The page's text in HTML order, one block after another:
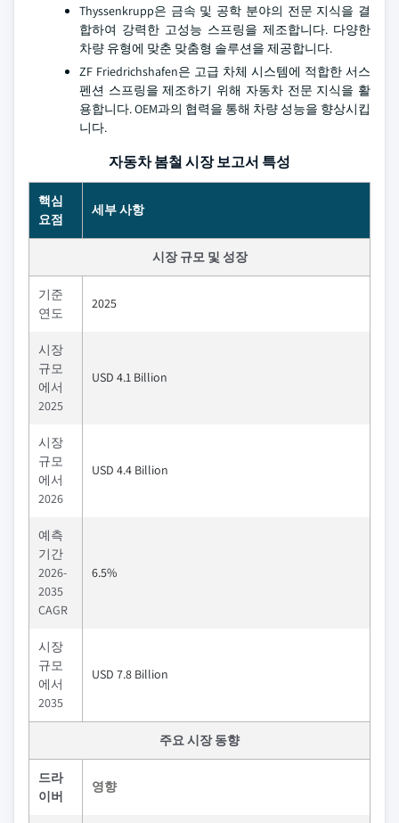
Thyssenkrupp은 금속 및 공학 분야의 전문 지식을 결
합하여 강력한 고성능 스프링을 제조합니다. 다양한
차량 유형에 맞춘 맞춤형 솔루션을 제공합니다.
ZF Friedrichshafen은 고급 차체 시스템에 적합한 서스
펜션 스프링을 제조하기 위해 자동차 전문 지식을 활
용합니다. OEM과의 협력을 통해 차량 성능을 향상시킵
니다.
자동차 봄철 시장 보고서 특성
핵심
요점
세부 사항
시장 규모 및 성장
기준
연도
2025
시장
규모
에서
2025
USD 4.1 Billion
시장
규모
에서
2026
USD 4.4 Billion
예측
기간
2026-
2035
CAGR
6.5%
시장
규모
에서
2035
USD 7.8 Billion
주요 시장 동향
드라
이버
영향